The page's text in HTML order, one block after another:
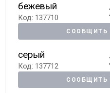
бежевый
Код: 137710
СООБЩИТЬ
серый
Код: 137712
СООБЩИТЬ